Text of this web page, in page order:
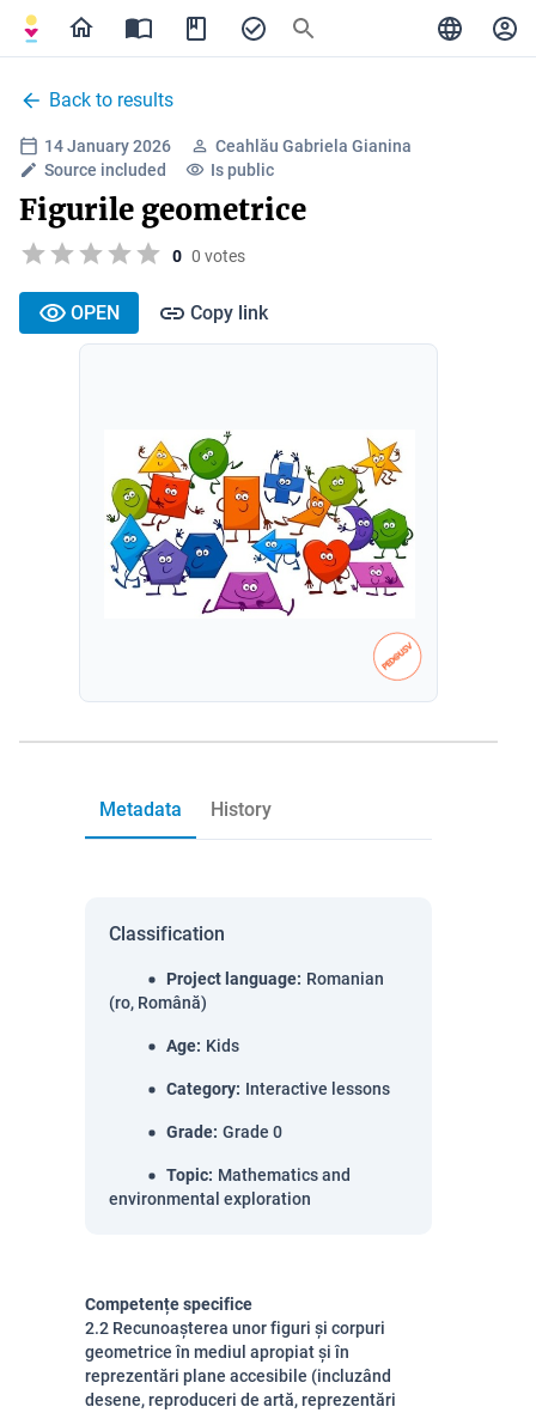
Back to results
14 January 2026
Ceahlău Gabriela Gianina
Source included
Is public
Figurile geometrice
0 0 votes
OPEN Copy link
Metadata History
Classification
Project language: Romanian
(ro, Română)
Age: Kids
Category: Interactive lessons
Grade: Grade 0
Topic: Mathematics and
environmental exploration
Competențe specifice
2.2 Recunoașterea unor figuri și corpuri
geometrice în mediul apropiat și în
reprezentări plane accesibile (incluzând
desene, reproduceri de artă, reprezentări